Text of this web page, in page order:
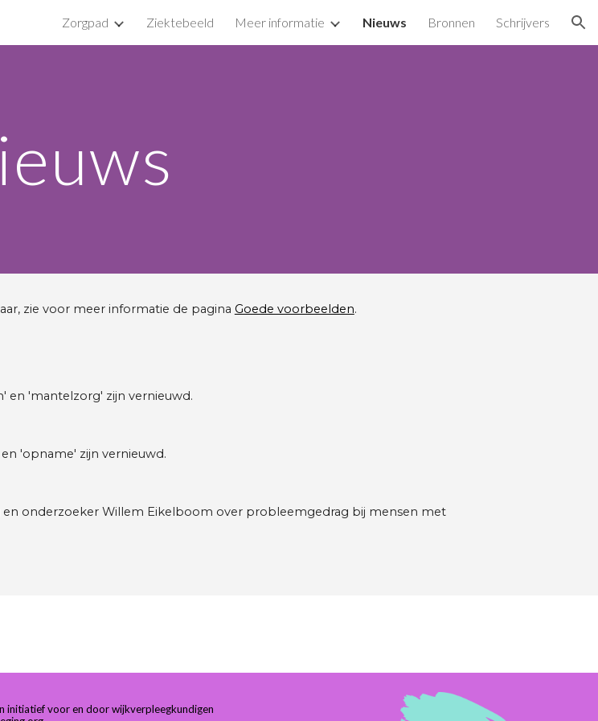
Skip to navigation
Zorgpad Ziektebeeld Meer informatie Nieuws Bronnen Schrijvers
zie voor meer informatie de pagina Goede voorbeelden.
en 'mantelzorg' zijn vernieuwd.
'opname' zijn vernieuwd.
onderzoeker Willem Eikelboom over probleemgedrag bij mensen met
initiatief voor en door wijkverpleegkundigen